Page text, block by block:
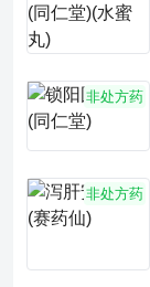
非处方药
非处方药